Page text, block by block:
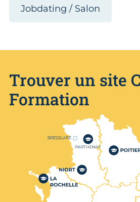
Jobdating / Salon
Trouver un site
Formation
Nos centres de formation